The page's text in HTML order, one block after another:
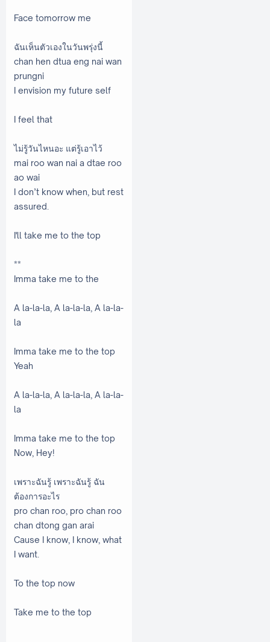
Face tomorrow me
ฉันเห็นตัวเองในวันพรุ่งนี้
chan hen dtua eng nai wan
prungni
I envision my future self
I feel that
ไม่รู้วันไหนอะ แต่รู้เอาไว้
mai roo wan nai a dtae roo
ao wai
I don’t know when, but rest
assured.
I'll take me to the top
**
Imma take me to the
A la-la-la, A la-la-la, A la-la-
la
Imma take me to the top
Yeah
A la-la-la, A la-la-la, A la-la-
la
Imma take me to the top
Now, Hey!
เพราะฉันรู้ เพราะฉันรู้ ฉัน
ต้องการอะไร
pro chan roo, pro chan roo
chan dtong gan arai
Cause I know, I know, what
I want.
To the top now
Take me to the top